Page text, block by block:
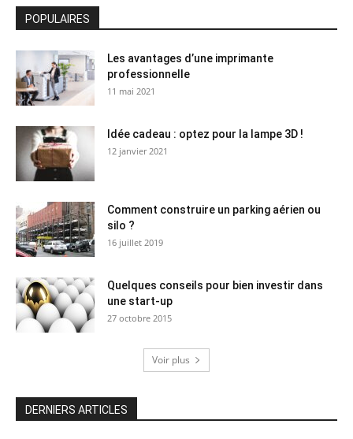
POPULAIRES
Les avantages d’une imprimante
professionnelle
11 mai 2021
Idée cadeau : optez pour la lampe 3D !
12 janvier 2021
Comment construire un parking aérien ou
silo ?
16 juillet 2019
Quelques conseils pour bien investir dans
une start-up
27 octobre 2015
Voir plus
DERNIERS ARTICLES